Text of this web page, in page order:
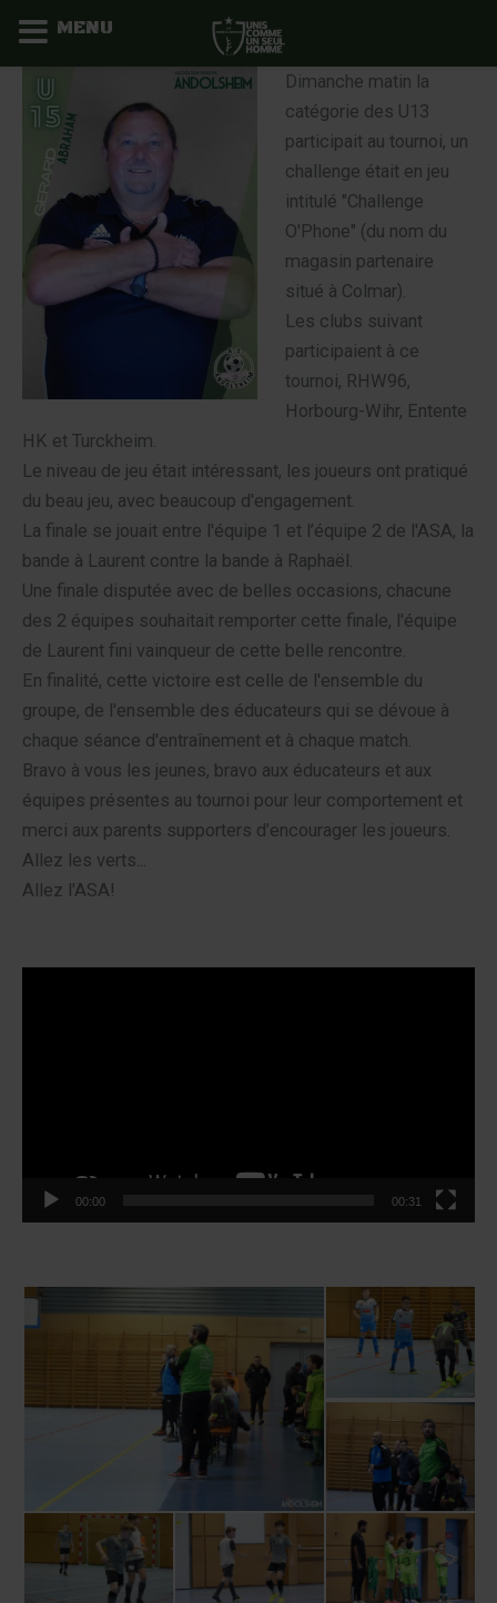
contenu
Dimanche matin la
catégorie des U13
participait au tournoi, un
challenge était en jeu
intitulé "Challenge
O'Phone" (du nom du
magasin partenaire
situé à Colmar).
Les clubs suivant
participaient à ce
tournoi, RHW96,
Horbourg-Wihr, Entente
HK et Turckheim.
Le niveau de jeu était intéressant, les joueurs ont pratiqué
du beau jeu, avec beaucoup d'engagement.
La finale se jouait entre l'équipe 1 et l’équipe 2 de l'ASA, la
bande à Laurent contre la bande à Raphaël.
Une finale disputée avec de belles occasions, chacune
des 2 équipes souhaitait remporter cette finale, l'équipe
de Laurent fini vainqueur de cette belle rencontre.
En finalité, cette victoire est celle de l'ensemble du
groupe, de l'ensemble des éducateurs qui se dévoue à
chaque séance d'entraînement et à chaque match.
Bravo à vous les jeunes, bravo aux éducateurs et aux
équipes présentes au tournoi pour leur comportement et
merci aux parents supporters d’encourager les joueurs.
Allez les verts...
Allez l'ASA!
00:00 00:31
MENU